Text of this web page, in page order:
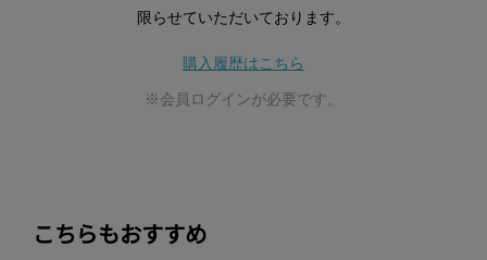
限らせていただいております。
購入履歴はこちら
※会員ログインが必要です。
こちらもおすすめ